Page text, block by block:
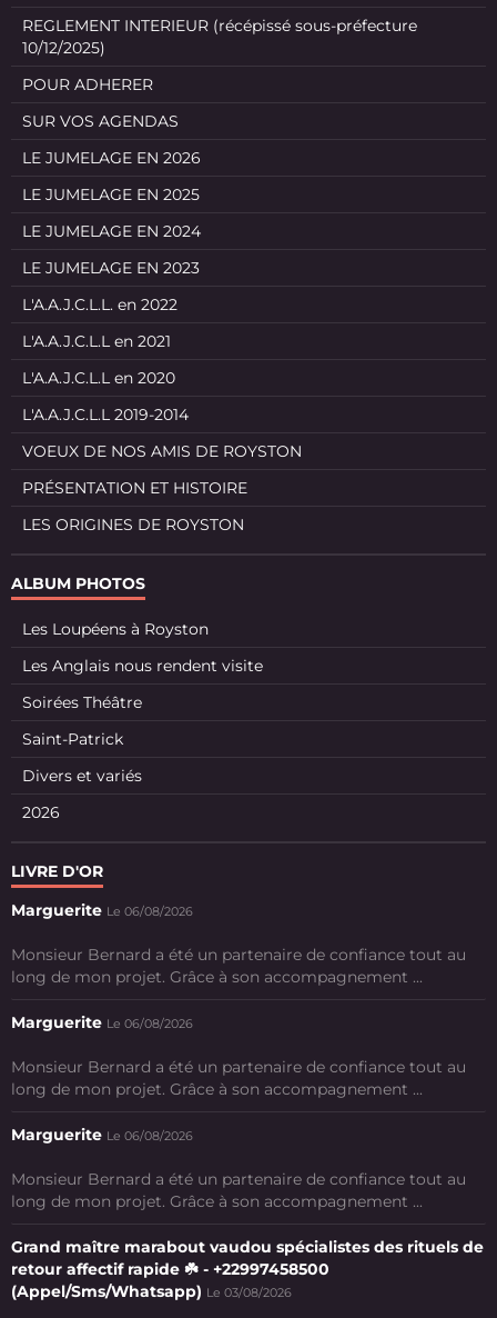
REGLEMENT INTERIEUR (récépissé sous-préfecture
10/12/2025)
POUR ADHERER
SUR VOS AGENDAS
LE JUMELAGE EN 2026
LE JUMELAGE EN 2025
LE JUMELAGE EN 2024
LE JUMELAGE EN 2023
L'A.A.J.C.L.L. en 2022
L'A.A.J.C.L.L en 2021
L'A.A.J.C.L.L en 2020
L'A.A.J.C.L.L 2019-2014
VOEUX DE NOS AMIS DE ROYSTON
PRÉSENTATION ET HISTOIRE
LES ORIGINES DE ROYSTON
ALBUM PHOTOS
Les Loupéens à Royston
Les Anglais nous rendent visite
Soirées Théâtre
Saint-Patrick
Divers et variés
2026
LIVRE D'OR
Marguerite Le 06/08/2026
Monsieur Bernard a été un partenaire de confiance tout au
long de mon projet. Grâce à son accompagnement ...
Marguerite Le 06/08/2026
Monsieur Bernard a été un partenaire de confiance tout au
long de mon projet. Grâce à son accompagnement ...
Marguerite Le 06/08/2026
Monsieur Bernard a été un partenaire de confiance tout au
long de mon projet. Grâce à son accompagnement ...
Grand maître marabout vaudou spécialistes des rituels de
retour affectif rapide ☘️ - +22997458500
(Appel/Sms/Whatsapp) Le 03/08/2026